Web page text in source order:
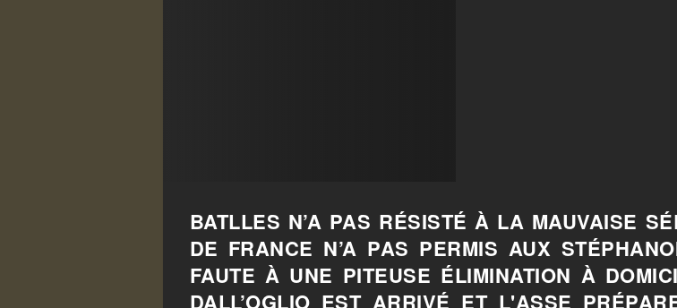
BATLLES N’A PAS RÉSISTÉ À LA MAUVAISE
DE FRANCE N’A PAS PERMIS AUX
FAUTE À UNE PITEUSE ÉLIMINATION À
DALL’OGLIO EST ARRIVÉ ET L'ASSE